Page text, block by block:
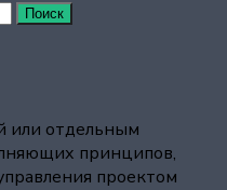
или отдельным
принципов,
проектом